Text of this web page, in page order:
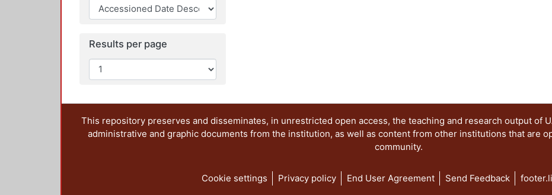
Results per page
This repository preserves and disseminates, in unrestricted open access, the teaching and research output of
administrative and graphic documents from the institution, as well as content from other institutions that are
community.
Cookie settings Privacy policy End User Agreement Send Feedback